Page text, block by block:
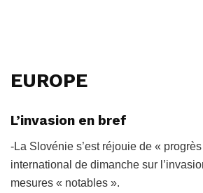
EUROPE
L’invasion en bref
-La Slovénie s’est réjouie de «
international de dimanche sur
mesures « notables ».